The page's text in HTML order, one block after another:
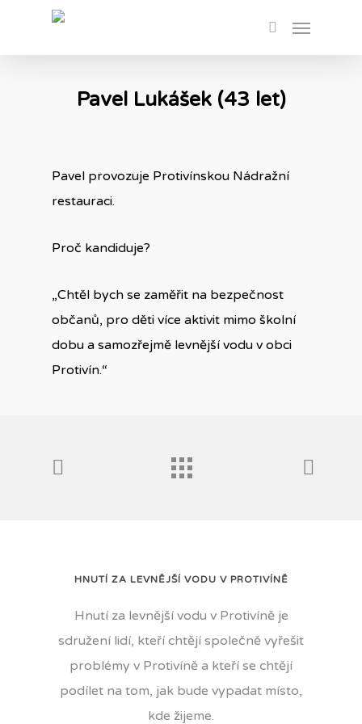
search
Menu
Pavel Lukášek (43 let)
Pavel provozuje Protivínskou Nádražní
restauraci.
Proč kandiduje?
„Chtěl bych se zaměřit na bezpečnost
občanů, pro děti více aktivit mimo školní
dobu a samozřejmě levnější vodu v obci
Protivín.“
HNUTÍ ZA LEVNĚJŠÍ VODU V PROTIVÍNĚ
Hnutí za levnější vodu v Protivíně je
sdružení lidí, kteří chtějí společně vyřešit
problémy v Protivíně a kteří se chtějí
podílet na tom, jak bude vypadat místo,
kde žijeme.